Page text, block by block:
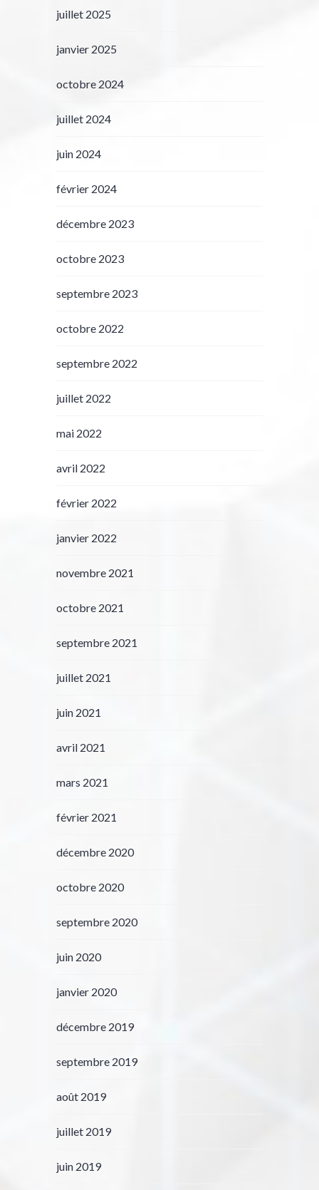
juillet 2025
janvier 2025
octobre 2024
juillet 2024
juin 2024
février 2024
décembre 2023
octobre 2023
septembre 2023
octobre 2022
septembre 2022
juillet 2022
mai 2022
avril 2022
février 2022
janvier 2022
novembre 2021
octobre 2021
septembre 2021
juillet 2021
juin 2021
avril 2021
mars 2021
février 2021
décembre 2020
octobre 2020
septembre 2020
juin 2020
janvier 2020
décembre 2019
septembre 2019
août 2019
juillet 2019
juin 2019